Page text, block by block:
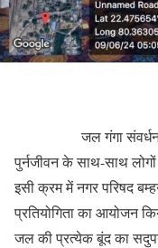
जल गंगा संवर्धन
पुर्नजीवन के साथ-साथ
इसी क्रम में नगर परिषद
प्रतियोगिता का आयोजन
जल की प्रत्येक बूंद का